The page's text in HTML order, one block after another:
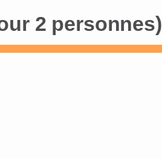
2 personnes)